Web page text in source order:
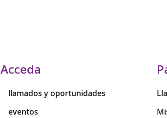
Acceda
llamados y oportunidades
eventos